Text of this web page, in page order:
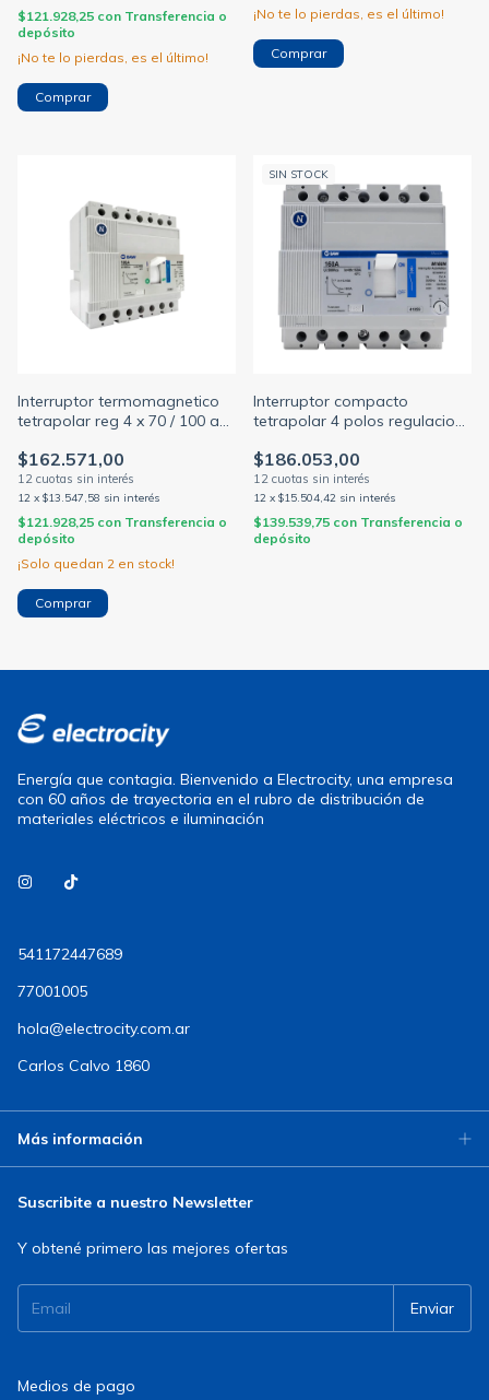
$121.928,25 con Transferencia o
depósito
¡No te lo pierdas, es el último!
¡No te lo pierdas, es el último!
Interruptor termomagnetico
tetrapolar reg 4 x 70 / 100 a
$162.571,00
12 x $13.547,58 sin interés
$121.928,25 con Transferencia o
depósito
¡Solo quedan 2 en stock!
SIN STOCK
Interruptor compacto
tetrapolar 4 polos regulacion
$186.053,00
12 x $15.504,42 sin interés
$139.539,75 con Transferencia o
depósito
Energía que contagia. Bienvenido a Electrocity, una empresa
con 60 años de trayectoria en el rubro de distribución de
materiales eléctricos e iluminación
541172447689
77001005
hola@electrocity.com.ar
Carlos Calvo 1860
Más información
Suscribite a nuestro Newsletter
Y obtené primero las mejores ofertas
Medios de pago